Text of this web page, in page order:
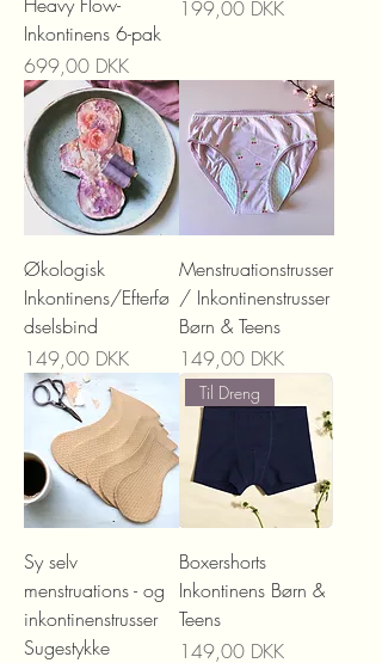
Inkontinens 6-pak
Preis
699,00 DKK
Preis
199,00 DKK
Økologisk
Inkontinens/Efterfø
dselsbind
Preis
149,00 DKK
Menstruationstrusser
/ Inkontinenstrusser
Børn & Teens
Preis
149,00 DKK
Sy selv
menstruations - og
inkontinenstrusser
Sugestykke
Til Dreng
Boxershorts
Inkontinens Børn &
Teens
Preis
149,00 DKK